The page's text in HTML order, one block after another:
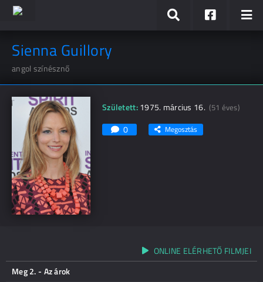
Sienna Guillory
angol színésznő
Született:1975. március 16.(51 éves)
0 Megosztás
ONLINE ELÉRHETŐ FILMJEI
Meg 2. - Az árok